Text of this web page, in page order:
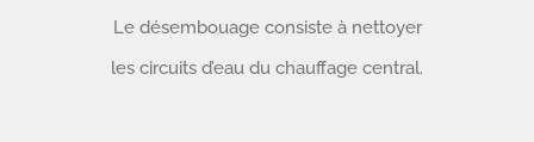
Le désembouage consiste à nettoyer
les circuits d’eau du chauffage central.